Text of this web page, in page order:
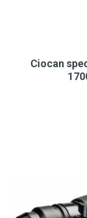
Ciocan